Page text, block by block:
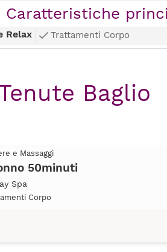
Caratteristiche
Relax Trattamenti Corpo
Baglio
e Massaggi
50minuti
Spa
Corpo